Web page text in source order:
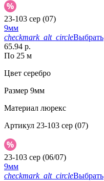
23-103 сер (07)
9мм
checkmark_alt_circleВыбрать
65.94 р.
По 25 м
Цвет серебро
Размер 9мм
Материал люрекс
Артикул 23-103 сер (07)
23-103 сер (06/07)
9мм
checkmark_alt_circleВыбрать